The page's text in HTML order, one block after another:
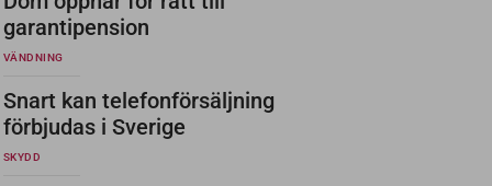
garantipension
VÄNDNING
Snart kan telefonförsäljning
förbjudas i Sverige
SKYDD